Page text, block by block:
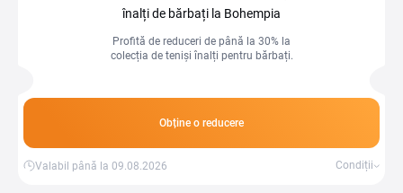
înalți de bărbați la Bohempia
Profită de reduceri de până la 30% la
colecția de teniși înalți pentru bărbați.
Obține o reducere
Valabil până la 09.08.2026 Condiții